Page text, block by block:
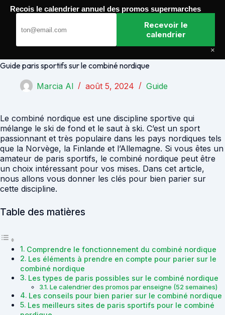
Passer
Guide paris sportifs sur le combiné nordique
Marcia Al août 5, 2024 Guide
Le combiné nordique est une discipline sportive qui
mélange le ski de fond et le saut à ski. C’est un sport
passionnant et très populaire dans les pays nordiques tels
que la Norvège, la Finlande et l’Allemagne. Si vous êtes un
amateur de paris sportifs, le combiné nordique peut être
un choix intéressant pour vos mises. Dans cet article,
nous allons vous donner les clés pour bien parier sur
cette discipline.
Table des matières
Comprendre le fonctionnement du combiné nordique
Les éléments à prendre en compte pour parier sur le
combiné nordique
Les types de paris possibles sur le combiné nordique
Le calendrier des promos par enseigne (52 semaines)
Les conseils pour bien parier sur le combiné nordique
Les meilleurs sites de paris sportifs pour le combiné
Recois le calendrier annuel des promos supermarches
Recevoir le
calendrier
×